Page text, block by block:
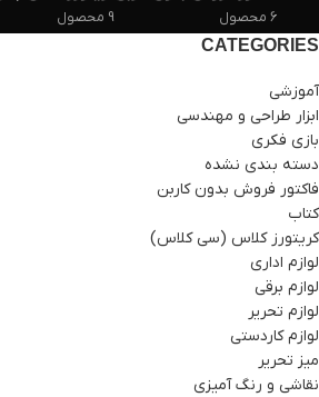
6 محصول 9 محصول
CATEGORIES
آموزشی
ابزار طراحی و مهندسی
بازی فکری
دسته بندی نشده
فاکتور فروش بدون کاربن
کتاب
کریتورز کلاس (سی کلاس)
لوازم اداری
لوازم برقی
لوازم تحریر
لوازم کاردستی
میز تحریر
نقاشی و رنگ آمیزی